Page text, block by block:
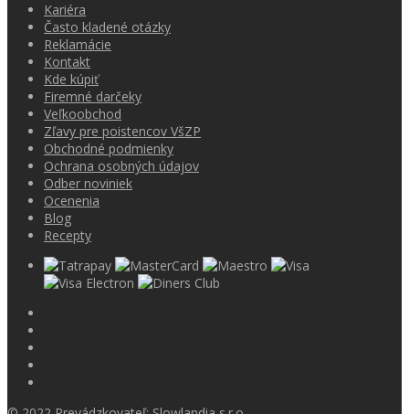
Kariéra
Často kladené otázky
Reklamácie
Kontakt
Kde kúpiť
Firemné darčeky
Veľkoobchod
Zľavy pre poistencov VšZP
Obchodné podmienky
Ochrana osobných údajov
Odber noviniek
Ocenenia
Blog
Recepty